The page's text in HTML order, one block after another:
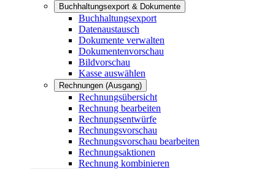
Buchhaltungsexport & Dokumente
Buchhaltungsexport
Datenaustausch
Dokumente verwalten
Dokumentenvorschau
Bildvorschau
Kasse auswählen
Rechnungen (Ausgang)
Rechnungsübersicht
Rechnung bearbeiten
Rechnungsentwürfe
Rechnungsvorschau
Rechnungsvorschau bearbeiten
Rechnungsaktionen
Rechnung kombinieren